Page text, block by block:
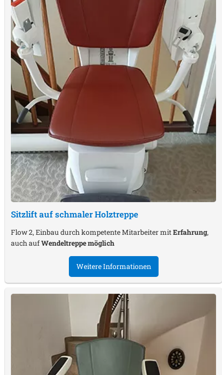
Sitzlift auf schmaler Holztreppe
Flow 2, Einbau durch kompetente Mitarbeiter mitErfahrung,
auch aufWendeltreppe möglich
Weitere Informationen